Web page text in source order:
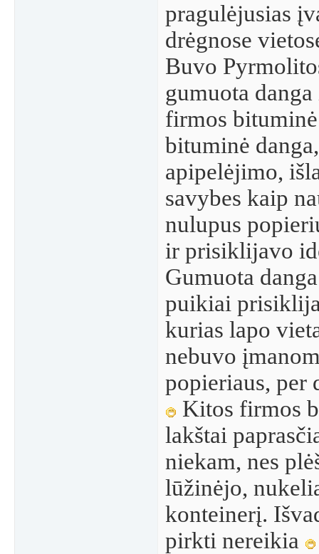
pragulėjusias
drėgnose
Buvo
gumuota
firmos
bituminė
apipelėjimo,
savybes kaip
nulupus
ir prisiklijavo
Gumuota
puikiai
kurias lapo
nebuvo
popieriaus, per
Kitos firmos
lakštai
niekam, nes
lūžinėjo,
konteinerį.
pirkti nereikia